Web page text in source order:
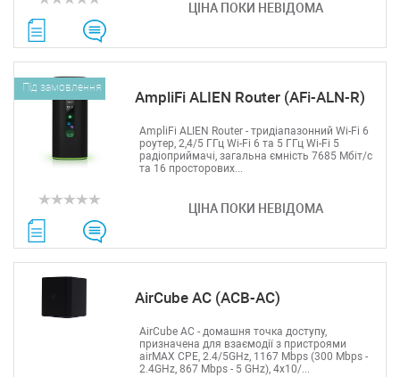
ЦІНА ПОКИ НЕВІДОМА
AmpliFi ALIEN Router (AFi-ALN-R)
Під замовлення
ЦІНА ПОКИ НЕВІДОМА
AmpliFi ALIEN Router - тридіапазонний Wi-Fi 6
роутер, 2,4/5 ГГц Wi-Fi 6 та 5 ГГц Wi-Fi 5
радіоприймачі, загальна ємність 7685 Мбіт/с
та 16 просторових...
AirCube AC (ACB-AC)
AirCube AC - домашня точка доступу,
призначена для взаємодії з пристроями
airMAX CPE, 2.4/5GHz, 1167 Mbps (300 Mbps -
2.4GHz, 867 Mbps - 5 GHz), 4x10/...